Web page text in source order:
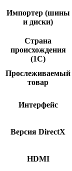
Импортер (шины
и диски)
Страна
происхождения
(1С)
Прослеживаемый
товар
Интерфейс
Версия DirectX
HDMI